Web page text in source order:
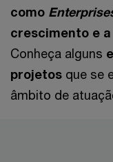
como
crescimento e
Conheça alguns
projetos que se
âmbito de